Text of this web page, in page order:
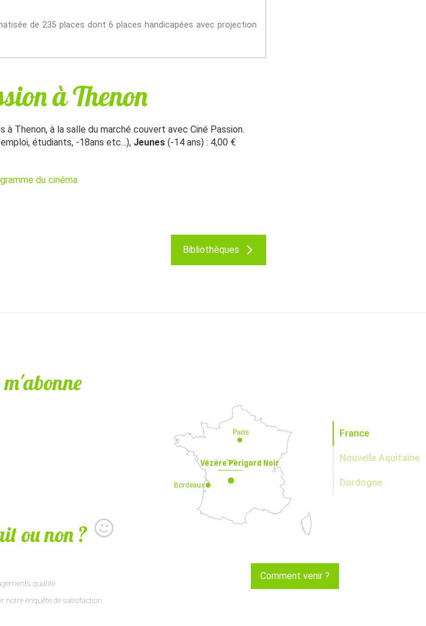
de 235 places dont 6 places handicapées avec projection
à Thenon
Thenon, à la salle du marché couvert avec Ciné Passion.
étudiants, -18ans etc...), Jeunes (-14 ans) : 4,00 €
du cinéma
Bibliothèques
m'abonne
ou non ?
qualité
notre enquête de satisfaction
France
Nouvelle Aquitaine
Dordogne
Bordeaux
Paris
Vézère Périgord Noir
Comment venir ?